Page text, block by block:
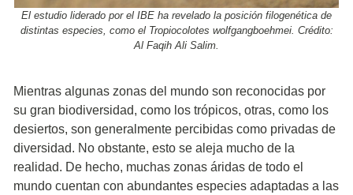
El estudio liderado por el IBE ha revelado la posición filogenética de
distintas especies, como el Tropiocolotes wolfgangboehmei. Crédito:
Al Faqih Ali Salim.
Mientras algunas zonas del mundo son reconocidas por
su gran biodiversidad, como los trópicos, otras, como los
desiertos, son generalmente percibidas como privadas de
diversidad. No obstante, esto se aleja mucho de la
realidad. De hecho, muchas zonas áridas de todo el
mundo cuentan con abundantes especies adaptadas a las